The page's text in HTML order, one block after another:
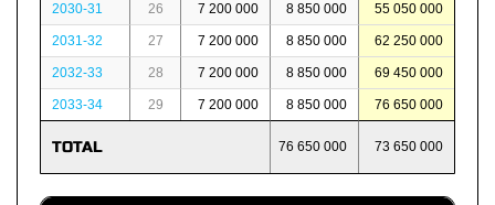
2030-31 26 7 200 000 8 850 000 55 050 000
2031-32 27 7 200 000 8 850 000 62 250 000
2032-33 28 7 200 000 8 850 000 69 450 000
2033-34 29 7 200 000 8 850 000 76 650 000
TOTAL 76 650 000 73 650 000